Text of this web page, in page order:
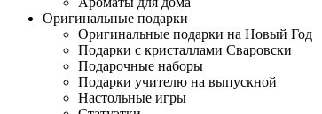
Оригинальные подарки
Оригинальные подарки на Новый Год
Подарки с кристаллами Сваровски
Подарочные наборы
Подарки учителю на выпускной
Настольные игры